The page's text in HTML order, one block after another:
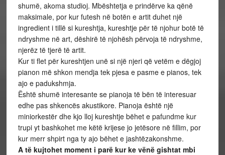
shumë, akoma studioj. Mbështetja e prindërve ka qënë
maksimale, por kur futesh në botën e artit duhet një
ingredient i tillë si kureshtja, kureshtje për të njohur botë të
ndryshme në art, dëshirë të njohësh përvoja të ndryshme,
njerëz të tjerë të artit.
Kur ti flet për kureshtjen unë si një njeri që vetëm e dëgjoj
pianon më shkon mendja tek pjesa e pasme e pianos, tek
ajo e padukshmja.
Është shumë interesante se pianoja të bën të interesuar
edhe pas shkencës akustikore. Pianoja është një
miniorkestër dhe kjo lloj kureshtje bëhet e pafundme kur
trupi yt bashkohet me këtë krijese jo jetësore në fillim, por
kur merr shpirt nga ty ajo bëhet e jashtëzakonshme.
A të kujtohet moment i parë kur ke vënë gishtat mbi